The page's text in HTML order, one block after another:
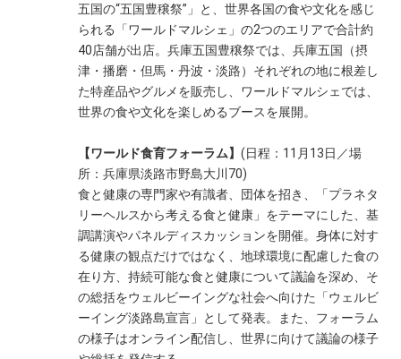
五国の“五国豊穣祭”」と、世界各国の食や文化を感じ
られる「ワールドマルシェ」の2つのエリアで合計約
40店舗が出店。兵庫五国豊穣祭では、兵庫五国（摂
津・播磨・但馬・丹波・淡路）それぞれの地に根差し
た特産品やグルメを販売し、ワールドマルシェでは、
世界の食や文化を楽しめるブースを展開。
【ワールド食育フォーラム】 (日程：11月13日／場
所：兵庫県淡路市野島大川70)
食と健康の専門家や有識者、団体を招き、「プラネタ
リーヘルスから考える食と健康」をテーマにした、基
調講演やパネルディスカッションを開催。身体に対す
る健康の観点だけではなく、地球環境に配慮した食の
在り方、持続可能な食と健康について議論を深め、そ
の総括をウェルビーイングな社会へ向けた「ウェルビ
ーイング淡路島宣言」として発表。また、フォーラム
の様子はオンライン配信し、世界に向けて議論の様子